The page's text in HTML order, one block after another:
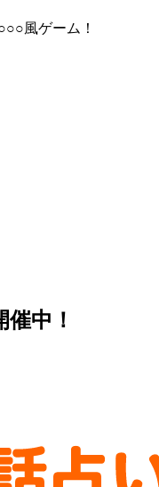
風ゲーム！
中！